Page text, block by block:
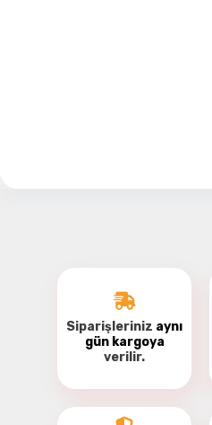
Yorum Yaz
Siparişleriniz aynı
gün kargoya
verilir.